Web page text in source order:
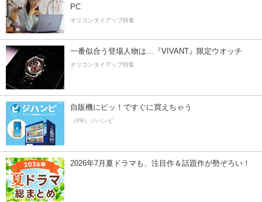
PC
オリコンタイアップ特集
一番似合う登場人物は…『VIVANT』限定ウオッチ
オリコンタイアップ特集
自販機にピッ！ですぐに買えちゃう
（PR）ジハンピ
2026年7月夏ドラマも、注目作＆話題作が勢ぞろい！